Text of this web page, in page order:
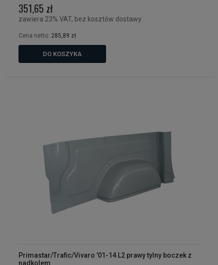
351,65 zł
zawiera 23% VAT, bez kosztów dostawy
Cena netto: 285,89 zł
DO KOSZYKA
Primastar/Trafic/Vivaro '01-14 L2 prawy tylny boczek z
nadkolem